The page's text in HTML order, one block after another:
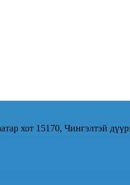
хот 15170, Чингэлтэй